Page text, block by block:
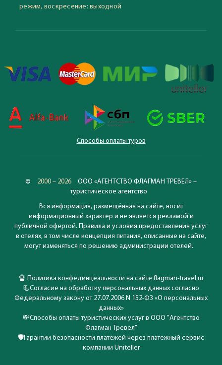
режим, воскресение: выходной
Способы оплаты туров
© 2000 – 2026
ООО «АГЕНТСТВО ФЛАГМАН ТРЕВЕЛ» –
туристическое агентство
Вся информация, размещённая на сайте, носит
информационный характер и не является рекламой и
публичной офертой. Правила и условия предоставления услуг
в отелях, в том числе концепция питания, описанные на сайте,
могут изменяться по решению администрации отелей.
🔏 Политика конфединцеальности на сайте flagman-travel.ru
📃Согласие на обработку персональных данных согласно
Федеральному закону от 27.07.2006 N 152-ФЗ «О персональных
данных»
💸Способы оплаты туристических услуг в ООО "Агентство
Флагман Тревел"
🛡️ Гарантии безопасности платежей через платежный сервис
компании Uniteller